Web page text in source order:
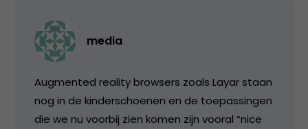
media
Augmented reality browsers zoals Layar staan
nog in de kinderschoenen en de toepassingen
die we nu voorbij zien komen zijn vooral “nice